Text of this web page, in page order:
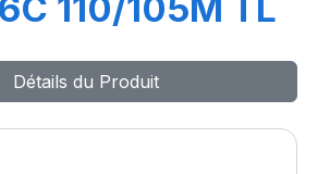
110/105M TL
Détails du Produit